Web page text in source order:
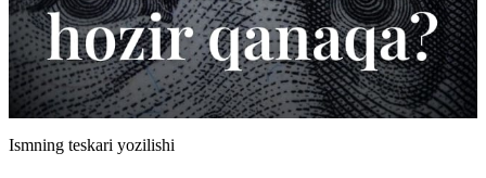
Ismning teskari yozilishi